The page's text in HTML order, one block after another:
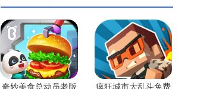
奇妙美食总动员老版 疯狂城市大乱斗免费